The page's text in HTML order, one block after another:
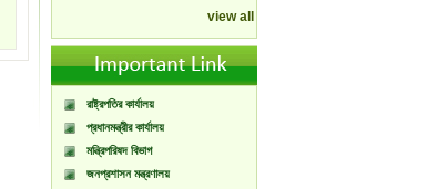
view all
রাষ্ট্রপতির কার্যালয়
প্রধানমন্ত্রীর কার্যালয়
মন্ত্রিপরিষদ বিভাগ
জনপ্রশাসন মন্ত্রণালয়